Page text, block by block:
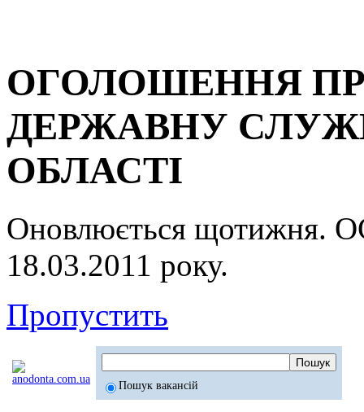
ОГОЛОШЕННЯ
ДЕРЖАВНУ
ОБЛАСТІ
Оновлюється
18.03.2011 року.
Пропустить
Пошук вакансій